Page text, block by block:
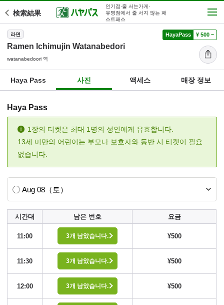
検索結果
인기점·줄 서는가게·
유명점에서 줄 서지 않는 패
스트패스
라면
Ramen Ichimujin Watanabedori
watanabedoori 역
HayaPass ¥ 500 ~
Haya Pass 사진 액세스 매장 정보
Haya Pass
1장의 티켓은 최대 1명의 성인에게 유효합니다.
13세 미만의 어린이는 부모나 보호자와 동반 시 티켓이 필요
없습니다.
시간대 남은 번호 요금
11:00 3개 남았습니다. ¥500
11:30 3개 남았습니다. ¥500
12:00 3개 남았습니다. ¥500